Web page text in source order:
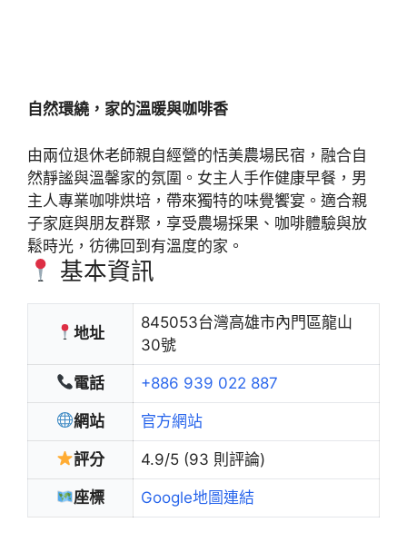
自然環繞，家的溫暖與咖啡香
由兩位退休老師親自經營的恬美農場民宿，融合自
然靜謐與溫馨家的氛圍。女主人手作健康早餐，男
主人專業咖啡烘培，帶來獨特的味覺饗宴。適合親
子家庭與朋友群聚，享受農場採果、咖啡體驗與放
鬆時光，彷彿回到有溫度的家。
基本資訊
地址
845053台灣高雄市內門區龍山
30號
電話 +886 939 022 887
網站 官方網站
評分 4.9/5 (93 則評論)
座標 Google地圖連結